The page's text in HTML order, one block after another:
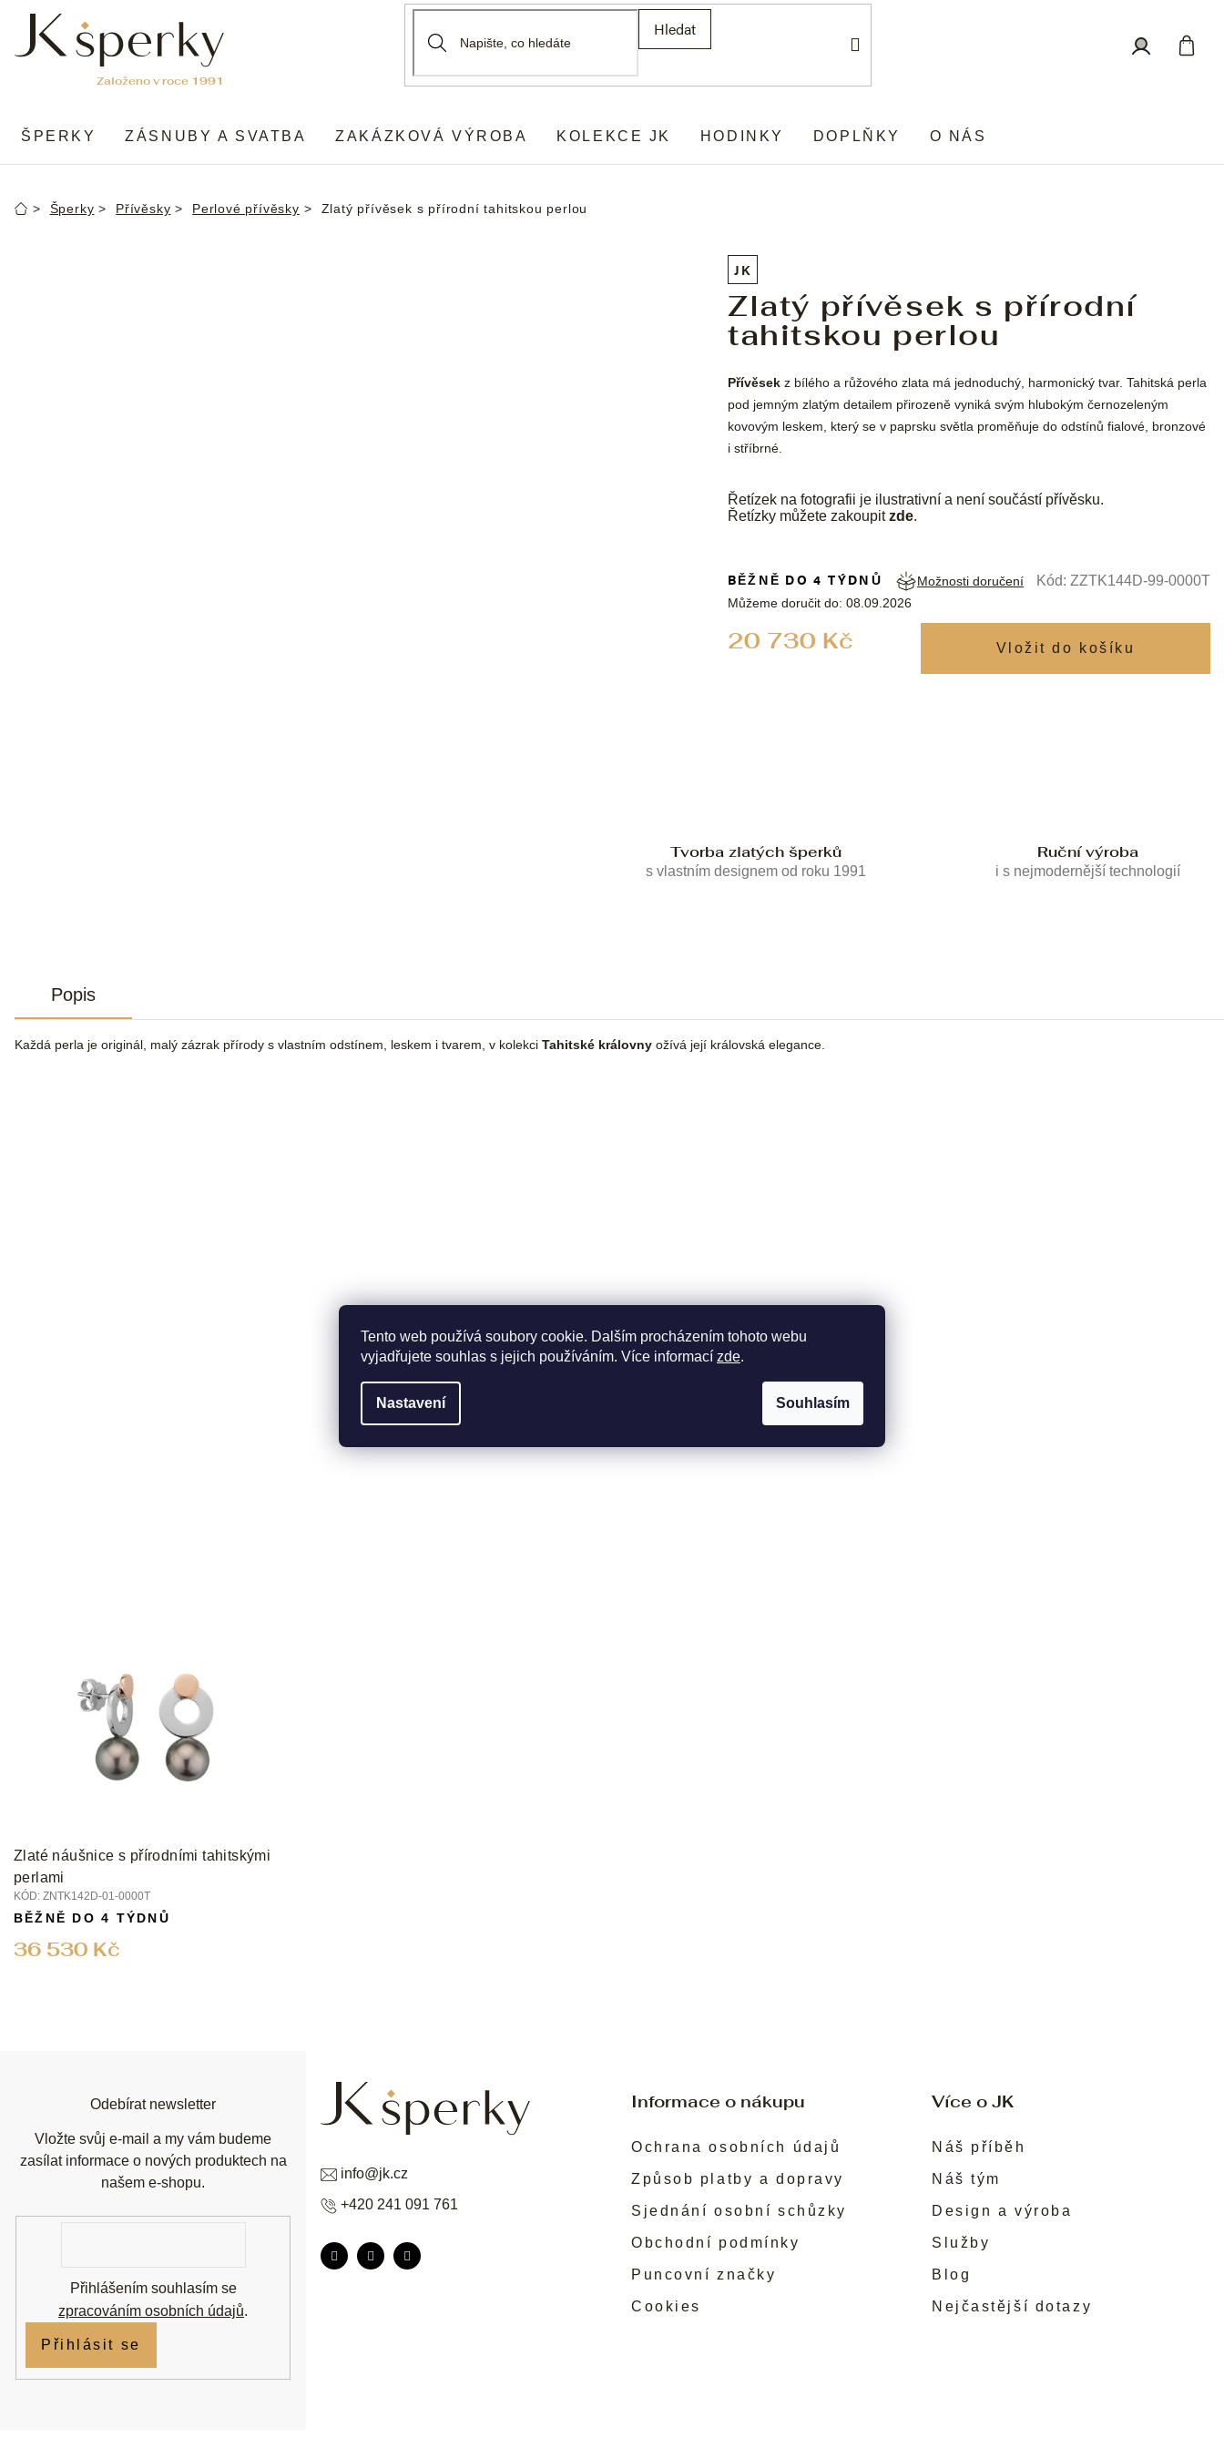
Tento web používá soubory cookie. Dalším procházením tohoto webu
vyjadřujete souhlas s jejich používáním. Více informací zde.
Nastavení Souhlasím
obsah
Hledat
ŠPERKY ZÁSNUBY A SVATBA ZAKÁZKOVÁ VÝROBA KOLEKCE JK HODINKY DOPLŇKY O NÁS
DomůŠperky Přívěsky Perlové přívěsky Zlatý přívěsek s přírodní tahitskou perlou
JK
Zlatý přívěsek s přírodní
tahitskou perlou
Ř
e
k
l
/
a
j
Přívěsek z bílého a růžového zlata má jednoduchý, harmonický tvar. Tahitská perla
pod jemným zlatým detailem přirozeně vyniká svým hlubokým černozeleným
kovovým leskem, který se v paprsku světla proměňuje do odstínů fialové, bronzové
i stříbrné.
Řetízek na fotografii je ilustrativní a není součástí přívěsku.
Řetízky můžete zakoupitzde.
20 730 Kč
BĚŽNĚ DO 4 TÝDNŮ
Můžeme doručit do: 08.09.2026
Možnosti doručení Kód: ZZTK144D-99-0000T
Tvorba zlatých šperků
s vlastním designem od roku 1991
Ruční výroba
i s nejmodernější technologií
Popis
Každá perla je originál, malý zázrak přírody s vlastním odstínem, leskem i tvarem, v kolekci Tahitské královny ožívá její královská elegance.
Zlaté náušnice s přírodními tahitskými
perlami
KÓD: ZNTK142D-01-0000T
36 530 Kč
BĚŽNĚ DO 4 TÝDNŮ
Informace o nákupu
Ochrana osobních údajů
Způsob platby a dopravy
Sjednání osobní schůzky
Obchodní podmínky
Puncovní značky
Cookies
Více o JK
Náš příběh
Náš tým
Design a výroba
Služby
Blog
Nejčastější dotazy
info@jk.cz
+420 241 091 761
Odebírat newsletter
Vložte svůj e-mail a my vám budeme
zasílat informace o nových produktech na
našem e-shopu.
Přihlášením souhlasím se
zpracováním osobních údajů.
Přihlásit se